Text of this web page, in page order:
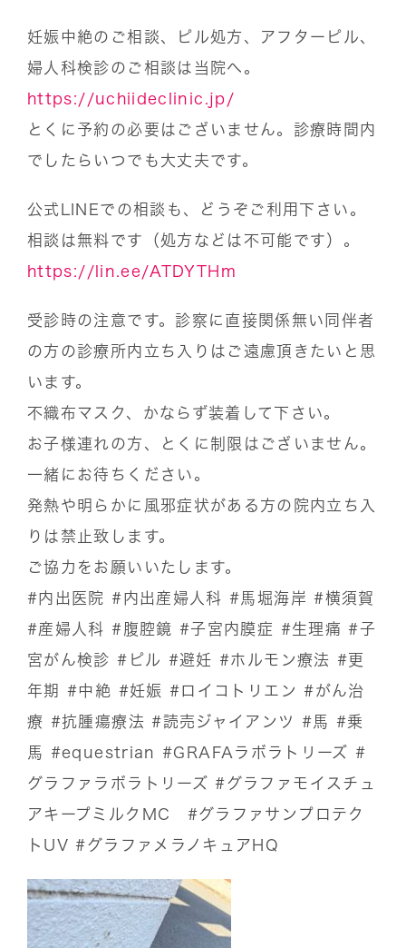
妊娠中絶のご相談、ピル処方、アフターピル、
婦人科検診のご相談は当院へ。
https://uchiideclinic.jp/
とくに予約の必要はございません。診療時間内
でしたらいつでも大丈夫です。
公式LINEでの相談も、どうぞご利用下さい。
相談は無料です（処方などは不可能です）。
https://lin.ee/ATDYTHm
受診時の注意です。診察に直接関係無い同伴者
の方の診療所内立ち入りはご遠慮頂きたいと思
います。
不織布マスク、かならず装着して下さい。
お子様連れの方、とくに制限はございません。
一緒にお待ちください。
発熱や明らかに風邪症状がある方の院内立ち入
りは禁止致します。
ご協力をお願いいたします。
#内出医院
#内出産婦人科 #馬堀海岸 #横須賀
#産婦人科 #腹腔鏡 #子宮内膜症 #生理痛 #子
宮がん検診 #ピル #避妊 #ホルモン療法 #更
年期
#中絶 #妊娠 #ロイコトリエン #がん治
療 #抗腫瘍療法 #読売ジャイアンツ #馬
#乗
馬
#equestrian #GRAFAラボラトリーズ #
グラファラボラトリーズ #グラファモイスチュ
アキープミルクMC
#グラファサンプロテク
トUV #グラファメラノキュアHQ